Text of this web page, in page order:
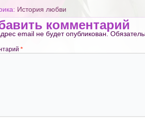
История любви
комментарий
email не будет опубликован.
*